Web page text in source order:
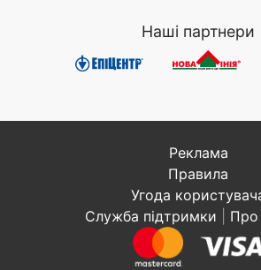
Наші партнери
Реклама
Правила
Угода
Служба підтримки
Про